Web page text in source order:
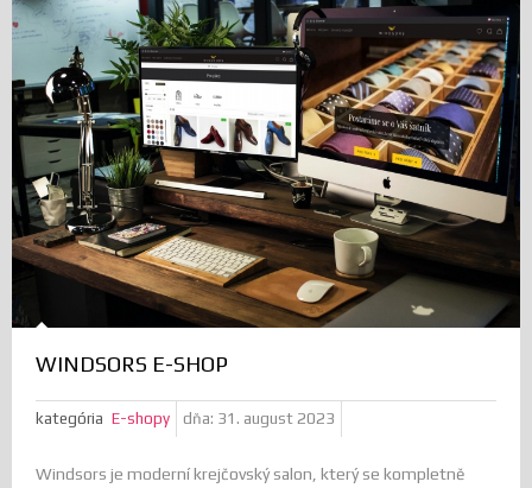
WINDSORS E-SHOP
kategória E-shopy dňa: 31. august 2023
Windsors je moderní krejčovský salon, který se kompletně